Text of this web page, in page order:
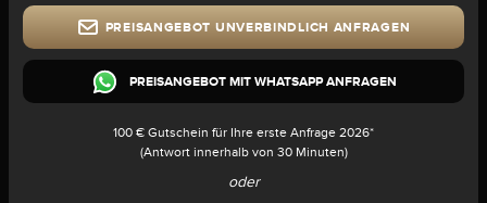
PREISANGEBOT UNVERBINDLICH ANFRAGEN
PREISANGEBOT MIT WHATSAPP ANFRAGEN
100 € Gutschein für Ihre erste Anfrage 2026*
(Antwort innerhalb von 30 Minuten)
oder